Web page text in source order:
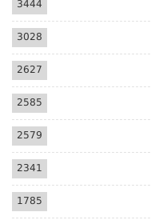
3444
3028
2627
2585
2579
2341
1785